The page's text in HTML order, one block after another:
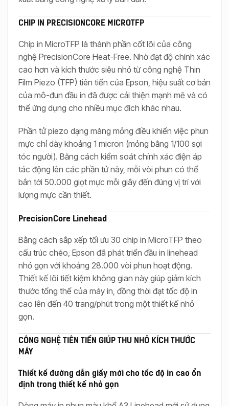
CHIP IN PRECISIONCORE MICROTFP
Chip in MicroTFP là thành phần cốt lõi của công
nghệ PrecisionCore Heat-Free. Nhờ đạt độ chính xác
cao hơn và kích thước siêu nhỏ từ công nghệ Thin
Film Piezo (TFP) tiên tiến của Epson, hiệu suất cơ bản
của mô-đun đầu in đã được cải thiện mạnh mẽ và có
thể ứng dụng cho nhiều mục đích khác nhau.
Phần tử piezo dạng màng mỏng điều khiển việc phun
mực chỉ dày khoảng 1 micron (mỏng bằng 1/100 sợi
tóc người). Bằng cách kiểm soát chính xác điện áp
tác động lên các phần tử này, mỗi vòi phun có thể
bắn tới 50.000 giọt mực mỗi giây đến đúng vị trí với
lượng mực cần thiết.
PrecisionCore Linehead
Bằng cách sắp xếp tối ưu 30 chip in MicroTFP theo
cấu trúc chéo, Epson đã phát triển đầu in linehead
nhỏ gọn với khoảng 28.000 vòi phun hoạt động.
Thiết kế lõi tiết kiệm không gian này giúp giảm kích
thước tổng thể của máy in, đồng thời đạt tốc độ in
cao lên đến 40 trang/phút trong một thiết kế nhỏ
gọn.
CÔNG NGHỆ TIÊN TIẾN GIÚP THU NHỎ KÍCH THƯỚC
MÁY
Thiết kế đường dẫn giấy mới cho tốc độ in cao ổn
định trong thiết kế nhỏ gọn